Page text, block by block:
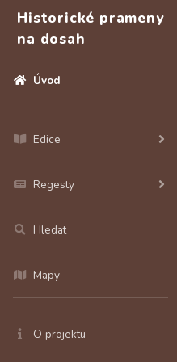
Historické prameny
na dosah
Úvod
Edice
Regesty
Hledat
Mapy
O projektu